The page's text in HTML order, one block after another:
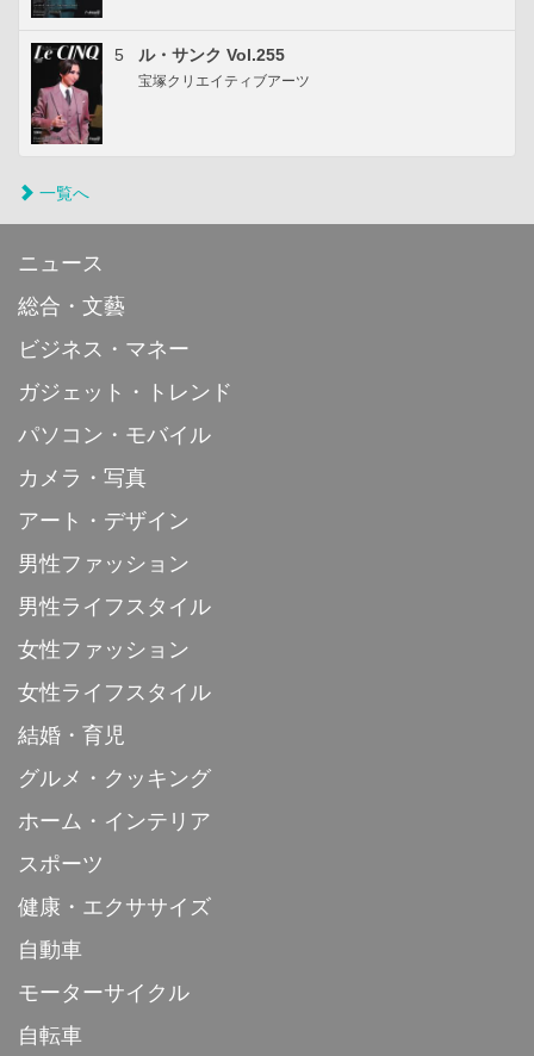
5 ル・サンク Vol.255
宝塚クリエイティブアーツ
一覧へ
ニュース
総合・文藝
ビジネス・マネー
ガジェット・トレンド
パソコン・モバイル
カメラ・写真
アート・デザイン
男性ファッション
男性ライフスタイル
女性ファッション
女性ライフスタイル
結婚・育児
グルメ・クッキング
ホーム・インテリア
スポーツ
健康・エクササイズ
自動車
モーターサイクル
自転車